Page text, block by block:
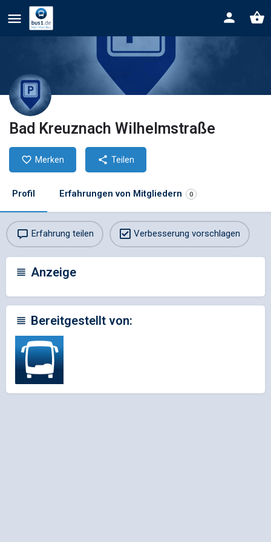
Bad Kreuznach Wilhelmstraße
Merken Teilen
Profil Erfahrungen von Mitgliedern 0
Erfahrung teilen Verbesserung vorschlagen
Anzeige
Bereitgestellt von: